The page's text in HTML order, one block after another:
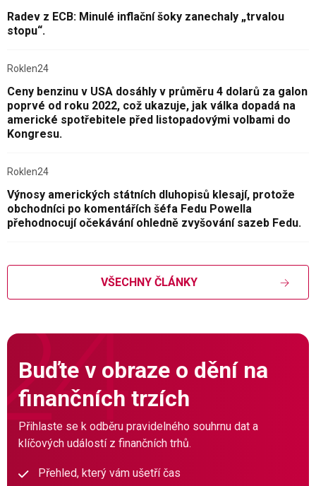
Radev z ECB: Minulé inflační šoky zanechaly „trvalou
stopu“.
Roklen24
Ceny benzinu v USA dosáhly v průměru 4 dolarů za galon
poprvé od roku 2022, což ukazuje, jak válka dopadá na
americké spotřebitele před listopadovými volbami do
Kongresu.
Roklen24
Výnosy amerických státních dluhopisů klesají, protože
obchodníci po komentářích šéfa Fedu Powella
přehodnocují očekávání ohledně zvyšování sazeb Fedu.
VŠECHNY ČLÁNKY
Buďte v obraze o dění na
finančních trzích
Přihlaste se k odběru pravidelného souhrnu dat a
klíčových událostí z finančních trhů.
Přehled, který vám ušetří čas